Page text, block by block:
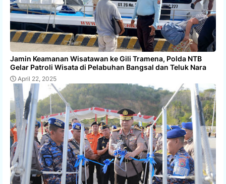
Jamin Keamanan Wisatawan ke Gili Tramena, Polda NTB
Gelar Patroli Wisata di Pelabuhan Bangsal dan Teluk Nara
April 22, 2025